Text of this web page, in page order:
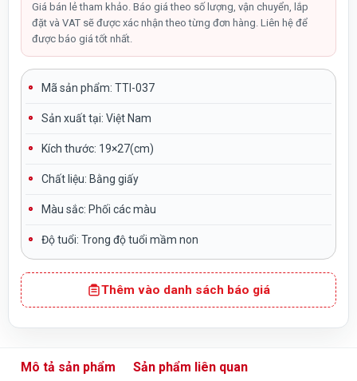
Giá bán lẻ tham khảo. Báo giá theo số lượng, vận chuyển, lắp
đặt và VAT sẽ được xác nhận theo từng đơn hàng. Liên hệ để
được báo giá tốt nhất.
Mã sản phẩm: TTI-037
Sản xuất tại: Việt Nam
Kích thước: 19×27(cm)
Chất liệu: Bằng giấy
Màu sắc: Phối các màu
Độ tuổi: Trong độ tuổi mầm non
Thêm vào danh sách báo giá
Mô tả sản phẩm Sản phẩm liên quan